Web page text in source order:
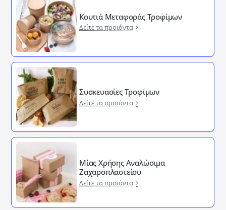
Κουτιά Μεταφοράς Τροφίμων
Δείτε τα προιόντα
Συσκευασίες Τροφίμων
Δείτε τα προιόντα
Μίας Χρήσης Αναλώσιμα
Ζαχαροπλαστείου
Δείτε τα προιόντα